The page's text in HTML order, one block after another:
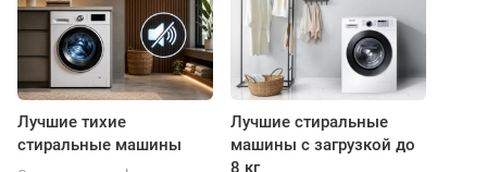
Лучшие тихие
стиральные машины
Лучшие стиральные
машины с загрузкой до
8 кг